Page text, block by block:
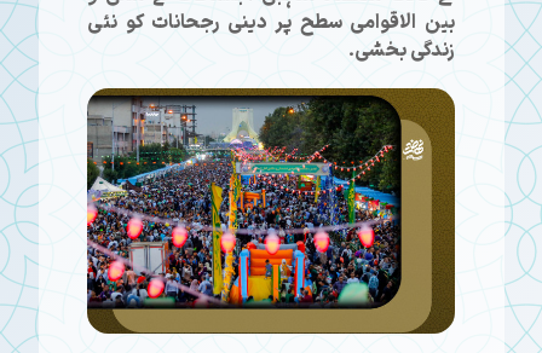
بین الاقوامی سطح پر دینی رجحانات کو نئی
زندگی بخشی۔